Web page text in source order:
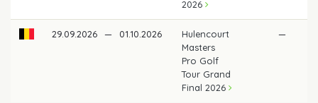
2026
29.09.2026 — 01.10.2026
Hulencourt
Masters
Pro Golf
Tour Grand
Final 2026
—